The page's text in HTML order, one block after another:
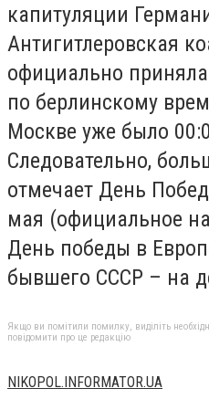
капитуляции
Антигитлеровская
официально
по берлинскому
Москве уже было
Следовательно,
отмечает День
мая (официальное
День победы в
бывшего СССР – на
Якщо ви помітили помилку, виділіть
повідомити про це редакцію
NIKOPOL.INFORMATOR.UA